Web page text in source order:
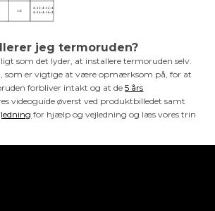
jeg termoruden?
som det lyder, at installere termoruden selv.
som er vigtige at være opmærksom på, for at
forbliver intakt og at de5 års
videoguide øverst ved produktbilledet samt
for hjælp og vejledning og læs vores trin